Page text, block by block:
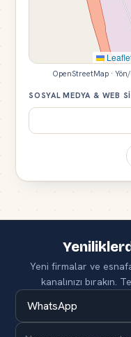
OpenStreetMap ·
SOSYAL MEDYA & WEB
Yeni firmalar ve
kanalınızı bırakın.